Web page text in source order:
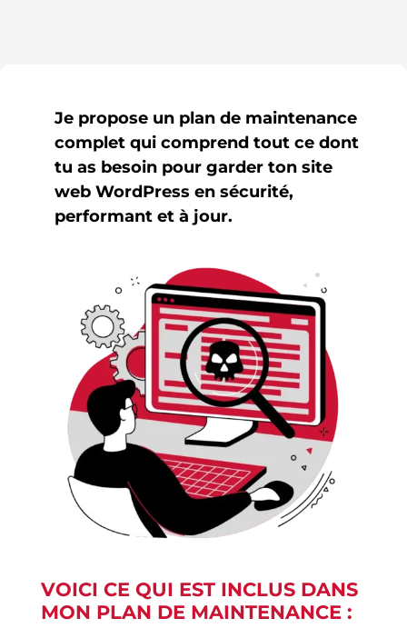
Je propose un plan de maintenance
complet qui comprend tout ce dont
tu as besoin pour garder ton site
web WordPress en sécurité,
performant et à jour.
VOICI CE QUI EST INCLUS DANS
MON PLAN DE MAINTENANCE :